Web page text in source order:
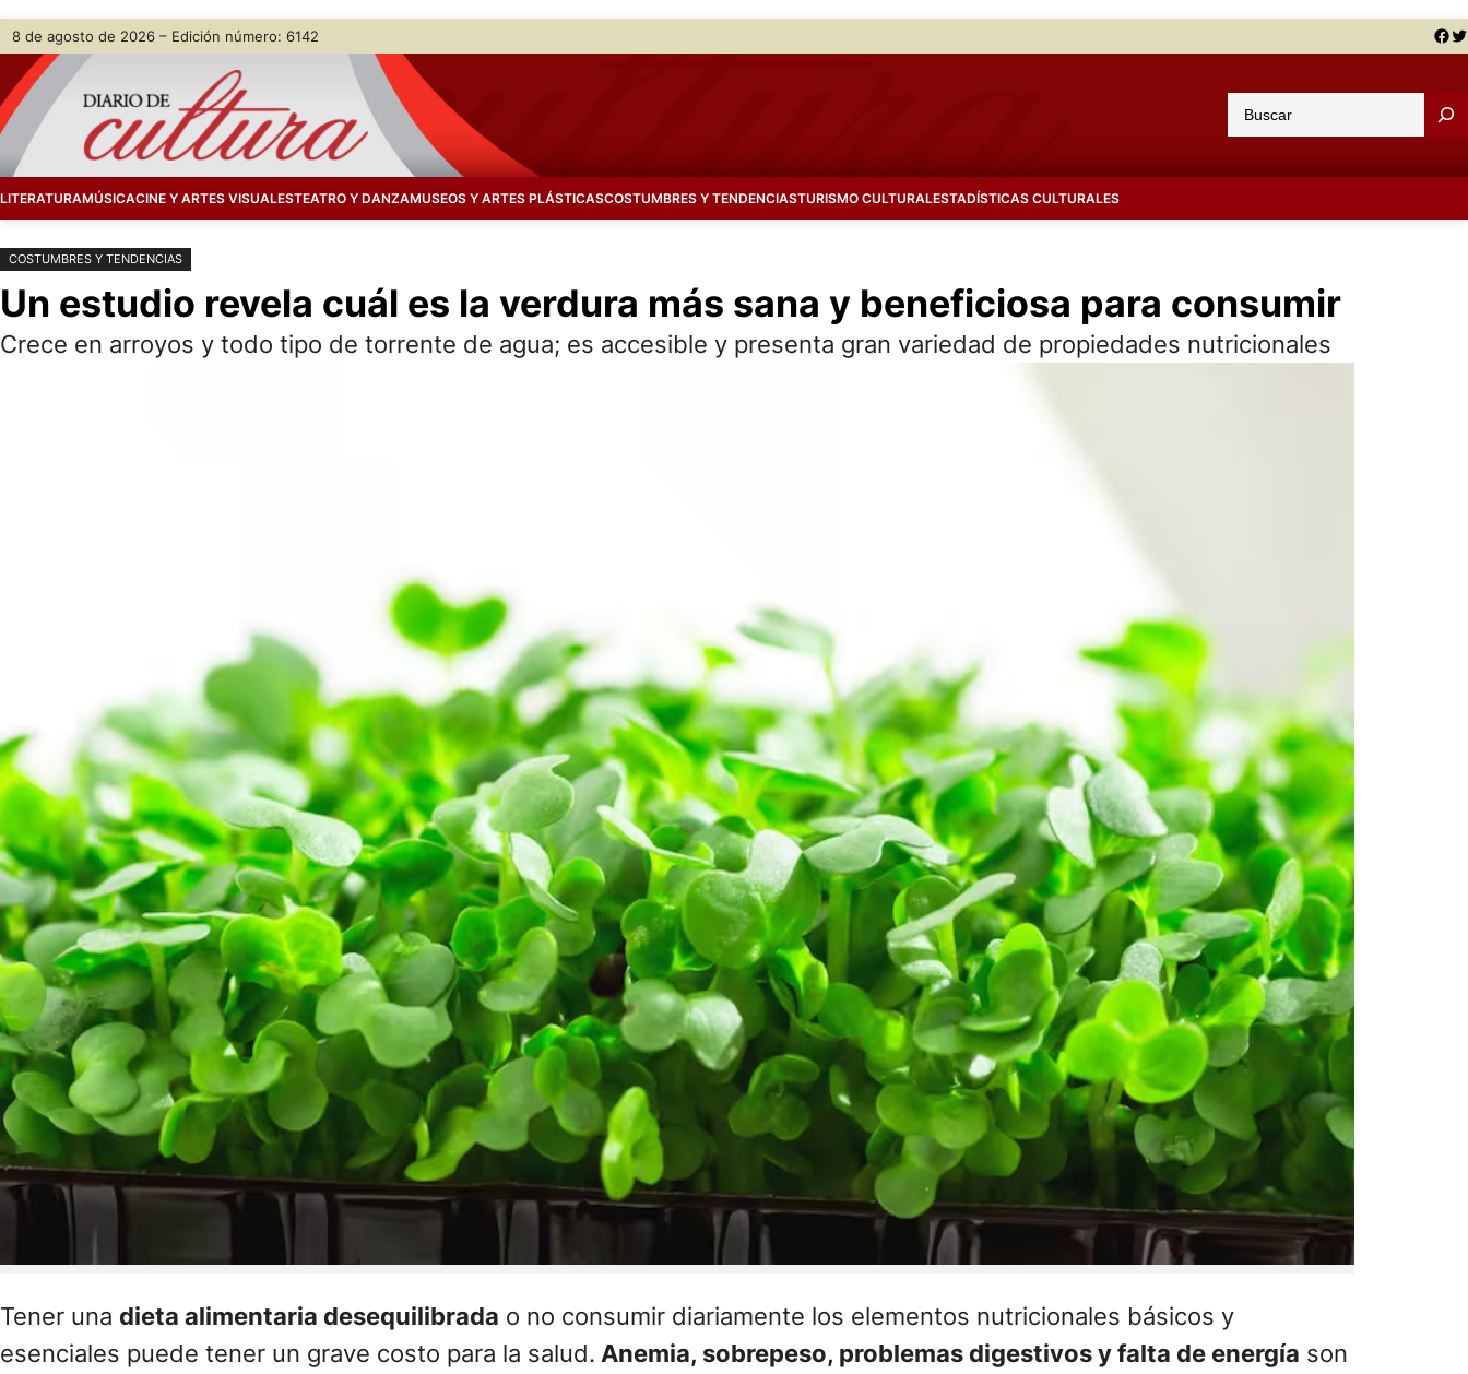
Saltar
contenido
Skip
content
8 de agosto de 2026 – Edición número: 6142 Facebook Twitter
u
a
LITERATURAMÚSICACINE Y ARTES VISUALESTEATRO Y DANZAMUSEOS Y ARTES PLÁSTICASCOSTUMBRES Y TENDENCIASTURISMO CULTURALESTADÍSTICAS CULTURALES
COSTUMBRES Y TENDENCIAS
Un estudio revela cuál es la verdura más sana y beneficiosa para consumir
Crece en arroyos y todo tipo de torrente de agua; es accesible y presenta gran variedad de propiedades nutricionales
Tener una dieta alimentaria desequilibrada o no consumir diariamente los elementos nutricionales básicos y
esenciales puede tener un grave costo para la salud. Anemia, sobrepeso, problemas digestivos y falta de energía son